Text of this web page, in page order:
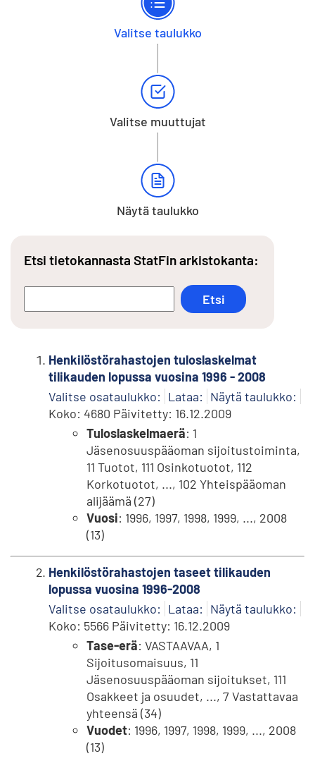
Valitse taulukko
Valitse muuttujat
Näytä taulukko
Etsi tietokannasta StatFin arkistokanta:
Henkilöstörahastojen tuloslaskelmat
tilikauden lopussa vuosina 1996 - 2008
Valitse osataulukko: Lataa: Näytä taulukko:
Koko: 4680 Päivitetty: 16.12.2009
Tuloslaskelmaerä: 1
Jäsenosuuspääoman sijoitustoiminta,
11 Tuotot, 111 Osinkotuotot, 112
Korkotuotot, ..., 102 Yhteispääoman
alijäämä (27)
Vuosi: 1996, 1997, 1998, 1999, ..., 2008
(13)
Henkilöstörahastojen taseet tilikauden
lopussa vuosina 1996-2008
Valitse osataulukko: Lataa: Näytä taulukko:
Koko: 5566 Päivitetty: 16.12.2009
Tase-erä: VASTAAVAA, 1
Sijoitusomaisuus, 11
Jäsenosuuspääoman sijoitukset, 111
Osakkeet ja osuudet, ..., 7 Vastattavaa
yhteensä (34)
Vuodet: 1996, 1997, 1998, 1999, ..., 2008
(13)